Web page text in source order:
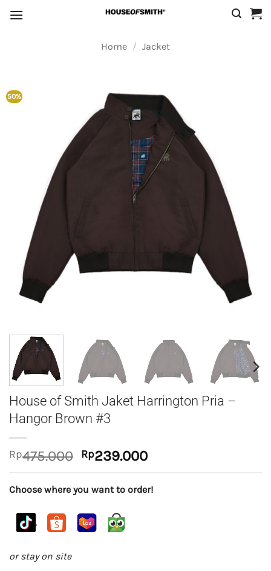
Home / Jacket
50%
House of Smith Jaket Harrington Pria –
Hangor Brown #3
Rp475.000 Original
was:
Rp475.000.
Rp239.000Current
is:
Choose where you want to order!
.
or stay on site